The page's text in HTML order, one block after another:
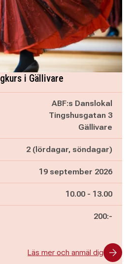
i Gällivare
ABF:s Danslokal
Tingshusgatan 3
Gällivare
2 (lördagar, söndagar)
19 september 2026
Pågår mellan
10.00 - och
13.00
200:-
Läs mer och anmäl dig